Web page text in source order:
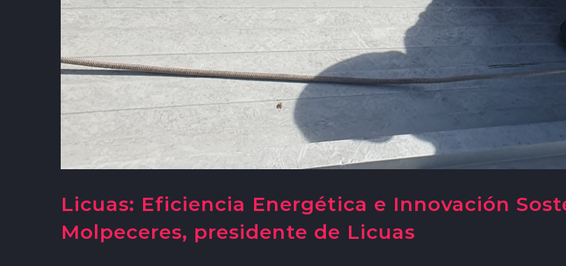
Licuas: Eficiencia Energética e Innovación
Molpeceres, presidente de Licuas